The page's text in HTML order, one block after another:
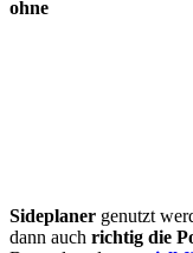
ohne
Sideplaner genutzt
dann auch richtig die